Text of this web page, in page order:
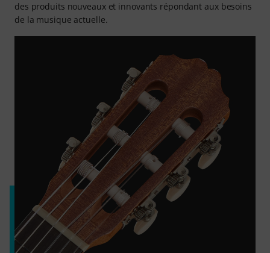
des produits nouveaux et innovants répondant aux besoins
de la musique actuelle.